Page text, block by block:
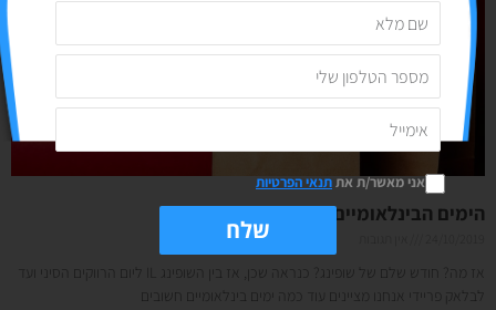
הימים הבינלאומיים של נובמבר 2019
אז מה? חודש שלם של שופינג? כנראה שכן, אז בין השופינג IL ליום הרווקים הסיני ועד
לבלאק פריידי אנחנו מציינים עוד כמה ימים בינלאומיים חשובים
אני מאשר/ת אתתנאי הפרטיות
שלח